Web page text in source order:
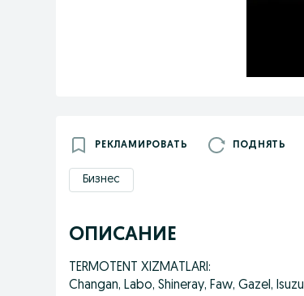
РЕКЛАМИРОВАТЬ ПОДНЯТЬ
Бизнес
ОПИСАНИЕ
TERMOTENT XIZMATLARI:
Changan, Labo, Shineray, Faw, Gazel,